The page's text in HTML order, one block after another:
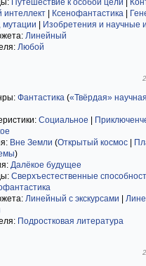
Путешествие к особой цели
интеллект
Ксенофантастика
мутации
Изобретения и научные
Линейный
Любой
Фантастика («Твёрдая»
Социальное
Вне Земли (Открытый космос
)
Далёкое будущее
Сверхъестественные
Линейный с экскурсами
Подростковая литература